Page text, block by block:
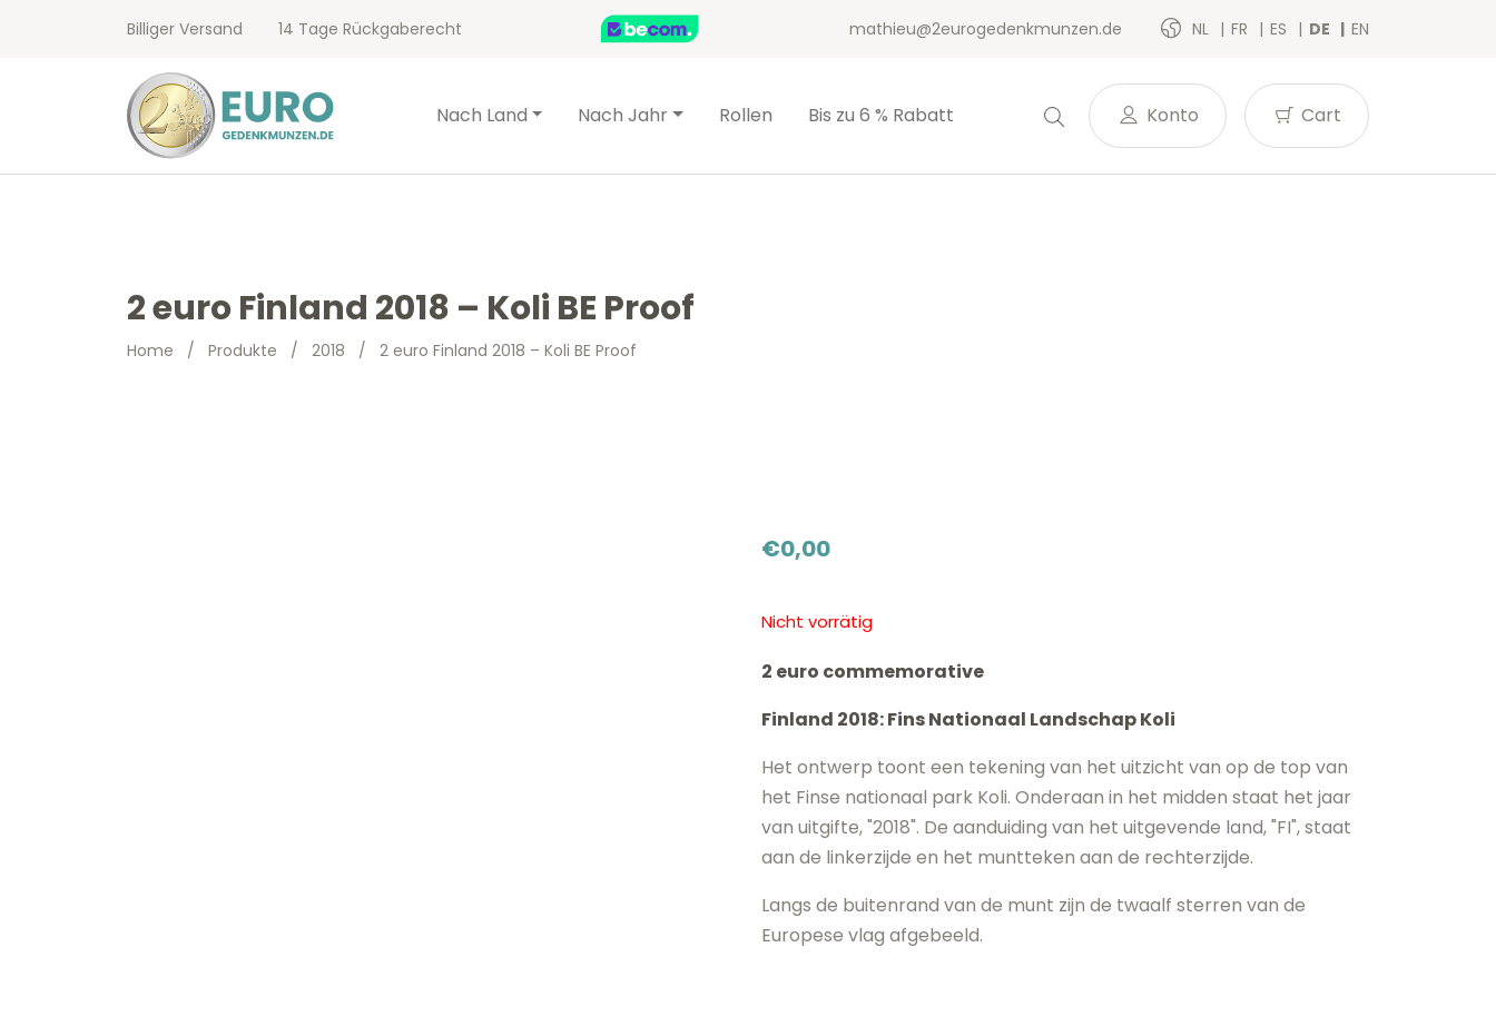
Billiger Versand 14 Tage Rückgaberecht mathieu@2eurogedenkmunzen.de NL FR ES DE EN
Nach Land Nach Jahr Rollen Bis zu 6 % Rabatt Konto Cart
2 euro Finland 2018 – Koli BE Proof
Home / Produkte / 2018 / 2 euro Finland 2018 – Koli BE Proof
€0,00
Nicht vorrätig
2 euro commemorative
Finland 2018: Fins Nationaal Landschap Koli
Het ontwerp toont een tekening van het uitzicht van op de top van
het Finse nationaal park Koli. Onderaan in het midden staat het jaar
van uitgifte, "2018". De aanduiding van het uitgevende land, "FI", staat
aan de linkerzijde en het muntteken aan de rechterzijde.
Langs de buitenrand van de munt zijn de twaalf sterren van de
Europese vlag afgebeeld.